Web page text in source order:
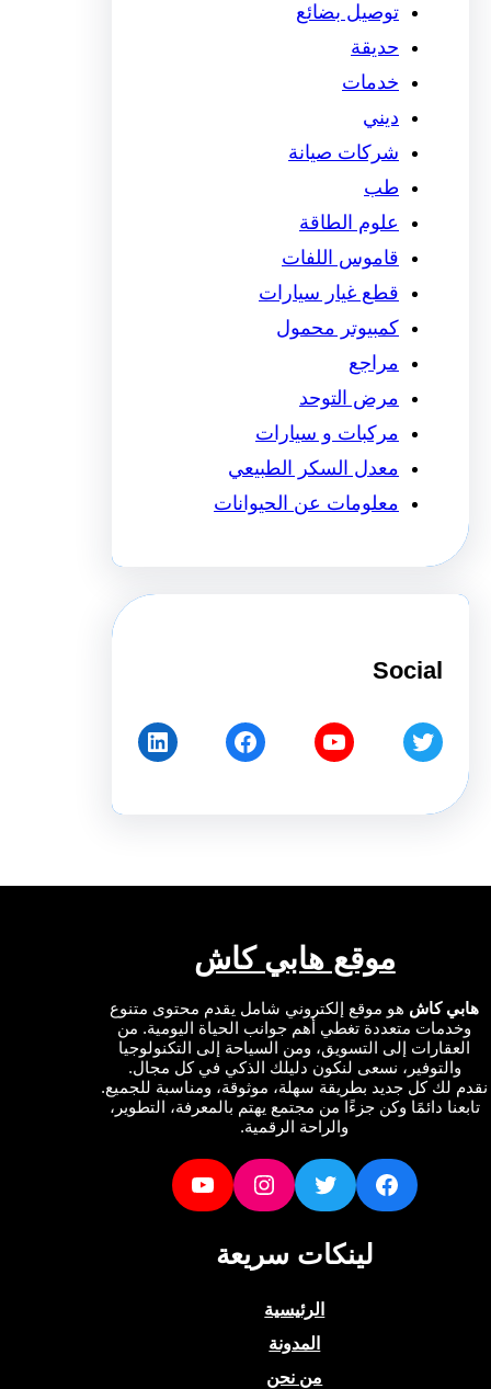
توصيل بضائع
حديقة
خدمات
ديني
شركات صيانة
طب
علوم الطاقة
قاموس اللفات
قطع غيار سيارات
كمبيوتر محمول
مراجع
مرض التوحد
مركبات و سيارات
معدل السكر الطبيعي
معلومات عن الحيوانات
Social
موقع هابي كاش
كاشهو موقع إلكتروني شامل يقدم محتوى متنوع
متعددة تغطي أهم جوانب الحياة اليومية. من
إلى التسويق، ومن السياحة إلى التكنولوجيا
نسعى لنكون دليلك الذكي في كل مجال.
لك كل جديد بطريقة سهلة، موثوقة، ومناسبة للجميع.
دائمًا وكن جزءًا من مجتمع يهتم بالمعرفة، التطوير،
والراحة الرقمية.
Instagram
YouTube
لينكات سريعة
الرئيسية
المدونة
من نحن